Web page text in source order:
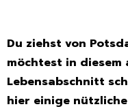
Du ziehst von
möchtest in diesem
Lebensabschnitt
hier einige